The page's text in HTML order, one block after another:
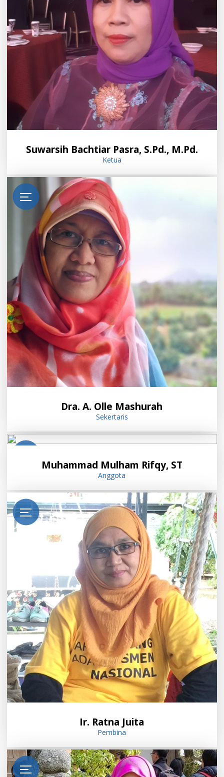
Suwarsih Bachtiar Pasra, S.Pd., M.Pd.
Ketua
Dra. A. Olle Mashurah
Sekertaris
Muhammad Mulham Rifqy, ST
Anggota
Ir. Ratna Juita
Pembina